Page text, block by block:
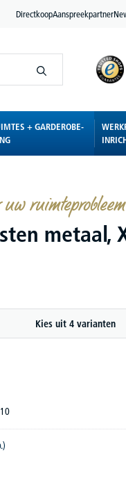
DirectkoopAanspreekpartner
+ GARDEROBE-
metaal,
Kies uit 4 varianten